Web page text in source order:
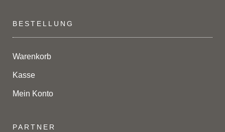
BESTELLUNG
Warenkorb
Kasse
Mein Konto
PARTNER